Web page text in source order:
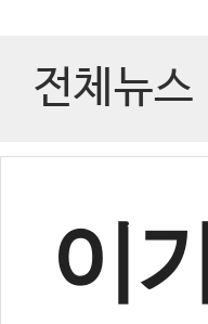
전체뉴스
이